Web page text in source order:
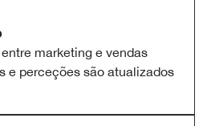
marketing e vendas
e perceções são atualizados